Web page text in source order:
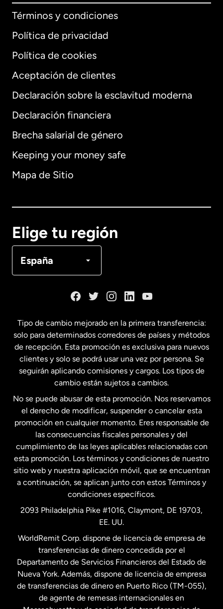
Términos y condiciones
Política de privacidad
Política de cookies
Aceptación de clientes
Declaración sobre la esclavitud moderna
Declaración financiera
Brecha salarial de género
Keeping your money safe
Mapa de Sitio
Elige tu región
España
Internacional English
Alemania
Français
Estados Unidos English
Estados Unidos Español
Francia
Malasia
Nueva Zelanda
Países Bajos
Suecia
Tipo de cambio mejorado en la primera transferencia:
solo para determinados corredores de países y métodos
de recepción. Esta promoción es exclusiva para nuevos
clientes y solo se podrá usar una vez por persona. Se
seguirán aplicando comisiones y cargos. Los tipos de
cambio están sujetos a cambios.
No se puede abusar de esta promoción. Nos reservamos
el derecho de modificar, suspender o cancelar esta
promoción en cualquier momento. Eres responsable de
las consecuencias fiscales personales y del
cumplimiento de las leyes aplicables relacionadas con
esta promoción. Los términos y condiciones de nuestro
sitio web y nuestra aplicación móvil, que se encuentran
a continuación, se aplican junto con estos Términos y
condiciones específicos.
2093 Philadelphia Pike #1016, Claymont, DE 19703,
EE. UU.
WorldRemit Corp. dispone de licencia de empresa de
transferencias de dinero concedida por el
Departamento de Servicios Financieros del Estado de
Nueva York. Además, dispone de licencia de empresa
de transferencias de dinero en Puerto Rico (TM-055),
de agente de remesas internacionales en